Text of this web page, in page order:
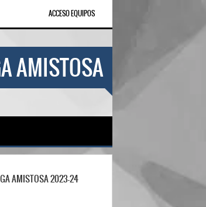
ACCESO EQUIPOS
AMISTOSA
AMISTOSA 2023-24